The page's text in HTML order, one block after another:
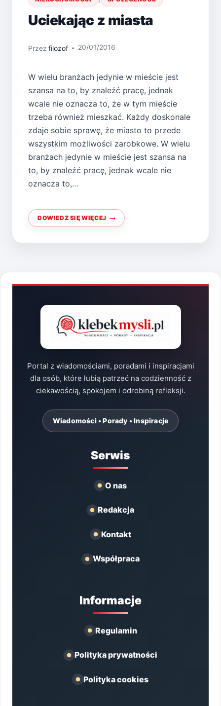
Uciekając z miasta
Przez filozof 20/01/2016
W wielu branżach jedynie w mieście jest
szansa na to, by znaleźć pracę, jednak
wcale nie oznacza to, że w tym mieście
trzeba również mieszkać. Każdy doskonale
zdaje sobie sprawę, że miasto to przede
wszystkim możliwości zarobkowe. W wielu
branżach jedynie w mieście jest szansa na
to, by znaleźć pracę, jednak wcale nie
oznacza to,…
DOWIEDZ SIĘ WIĘCEJ
UCIEKAJĄC
Z
Portal z wiadomościami, poradami i inspiracjami
dla osób, które lubią patrzeć na codzienność z
ciekawością, spokojem i odrobiną refleksji.
Wiadomości • Porady • Inspiracje
Serwis
O nas
Redakcja
Kontakt
Współpraca
Informacje
Regulamin
Polityka prywatności
Polityka cookies